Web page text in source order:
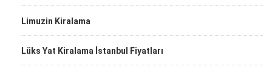
Limuzin Kiralama
Lüks Yat Kiralama İstanbul Fiyatları